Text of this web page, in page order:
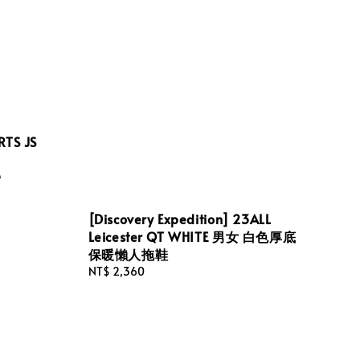
JS
[Discovery Expedition] 23ALL
Leicester QT WHITE 男女 白色厚底
保暖懶人拖鞋
Regular
NT$ 2,360